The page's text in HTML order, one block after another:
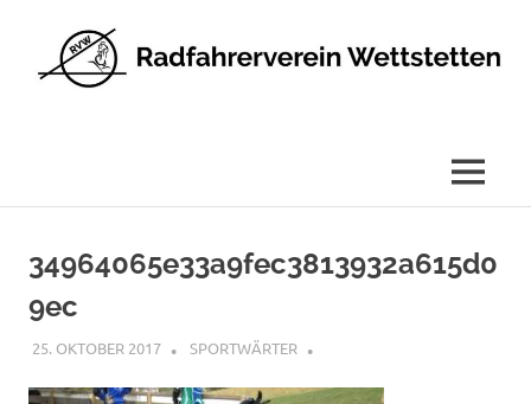
springen
MENÜ
34964065e33a9fec3813932a615d0
9ec
25. OKTOBER 2017 SPORTWÄRTER